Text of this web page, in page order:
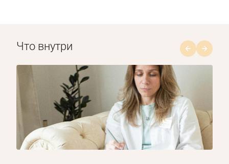
Что внутри
1/8